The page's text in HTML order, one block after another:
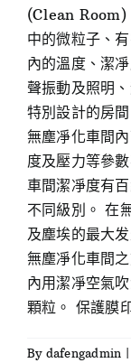
(Clean Room)
中的微粒子、
內的溫度、潔
聲振動及照明
特別設計的房
無塵凈化車間
度及壓力等參
車間潔凈度有
不同級別。 在
及塵埃的最大
無塵凈化車間
內用潔凈空氣
顆粒。 保護膜
By dafengadmin